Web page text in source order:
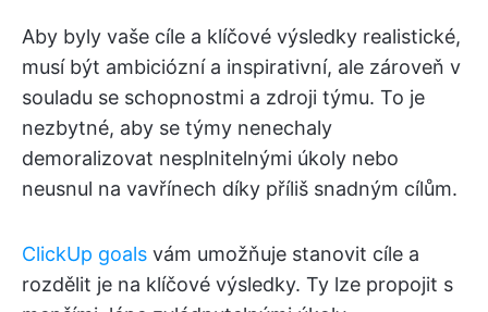
Aby byly vaše cíle a klíčové výsledky realistické,
musí být ambiciózní a inspirativní, ale zároveň v
souladu se schopnostmi a zdroji týmu. To je
nezbytné, aby se týmy nenechaly
demoralizovat nesplnitelnými úkoly nebo
neusnul na vavřínech díky příliš snadným cílům.
ClickUp goals vám umožňuje stanovit cíle a
rozdělit je na klíčové výsledky. Ty lze propojit s